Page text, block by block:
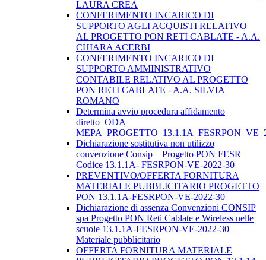
LAURA CREA
CONFERIMENTO INCARICO DI
SUPPORTO AGLI ACQUISTI RELATIVO
AL PROGETTO PON RETI CABLATE - A.A.
CHIARA ACERBI
CONFERIMENTO INCARICO DI
SUPPORTO AMMINISTRATIVO
CONTABILE RELATIVO AL PROGETTO
PON RETI CABLATE - A.A. SILVIA
ROMANO
Determina avvio procedura affidamento
diretto_ODA
Dichiarazione sostitutiva non utilizzo
convenzione Consip _ Progetto PON FESR
Codice 13.1.1A- FESRPON-VE-2022-30
PREVENTIVO/OFFERTA FORNITURA
MATERIALE PUBBLICITARIO PROGETTO
PON 13.1.1A-FESRPON-VE-2022-30
Dichiarazione di assenza Convenzioni CONSIP
spa Progetto PON Reti Cablate e Wireless nelle
scuole 13.1.1A-FESRPON-VE-2022-30_
Materiale pubblicitario
OFFERTA FORNITURA MATERIALE